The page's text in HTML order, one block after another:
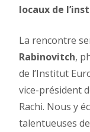
locaux de
La rencontre
Rabinovitch,
de l’Institut
vice-président
Rachi. Nous y
talentueuses